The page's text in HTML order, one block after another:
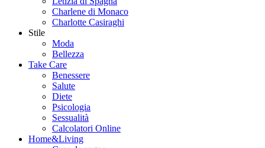
Charlene di Monaco
Charlotte Casiraghi
Stile
Moda
Bellezza
Take Care
Benessere
Salute
Diete
Psicologia
Sessualità
Calcolatori Online
Home&Living